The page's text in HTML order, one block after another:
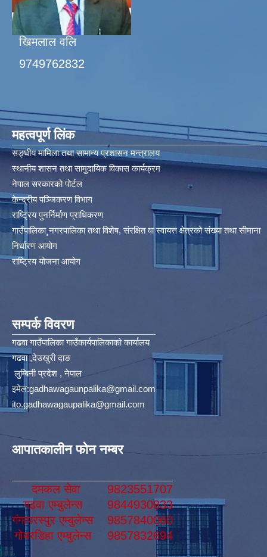
खिमलाल वलि
9749762832
महत्वपूर्ण लिंक
सङ्घीय मामिला तथा सामान्य प्रशासन मन्त्रालय
स्थानीय शासन तथा सामुदायिक विकास कार्यक्रम
नेपाल सरकारको पोर्टल
केन्द्रीय पञ्जिकरण विभाग
राष्ट्रिय पुनर्निर्माण प्राधिकरण
गाउँपालिका¸नगरपालिका तथा विशेष, संरक्षित वा स्वायत्त क्षेत्रको संख्या तथा सीमाना
निर्धारण आयोग​
राष्ट्रिय योजना आयोग
सम्पर्क विवरण
गढवा गाउँपालिका गाउँकार्यपालिकाको कार्यालय
गढवा ,देउखुरी दाङ
लुम्बिनी प्रदेश , नेपाल
इमेल:gadhawagaunpalika@gmail.com
ito.gadhawagaupalika@gmail.com
आपातकालीन फोन नम्बर
दमकल सेवा
9823551707
गढवा एम्बुलेन्स
9844930833
गंगापरस्पुर एम्बुलेन्स
9857840060
गोबरडिहा एम्बुलेन्स
9857832694